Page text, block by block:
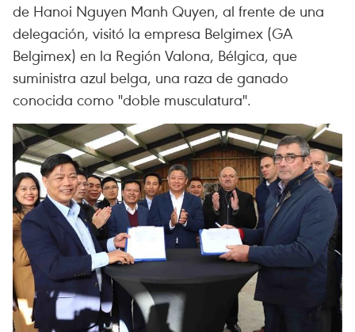
de Hanoi Nguyen Manh Quyen, al frente de una
delegación, visitó la empresa Belgimex (GA
Belgimex) en la Región Valona, Bélgica, que
suministra azul belga, una raza de ganado
conocida como "doble musculatura".